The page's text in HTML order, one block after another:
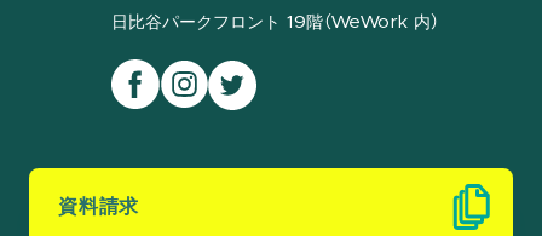
日比谷パークフロント 19階（WeWork 内）
資料請求